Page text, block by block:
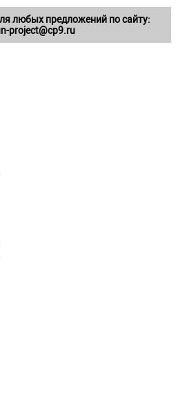
любых предложений по сайту:
project@cp9.ru